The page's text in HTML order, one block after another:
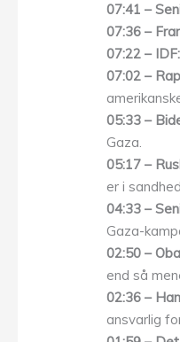
07:41 –
07:36 –
07:22 – IDF:
07:02 –
05:33 –
Gaza.
05:17 –
er i
04:33 –
Gaza-
02:50 –
end så
02:36 –
ansvarlig